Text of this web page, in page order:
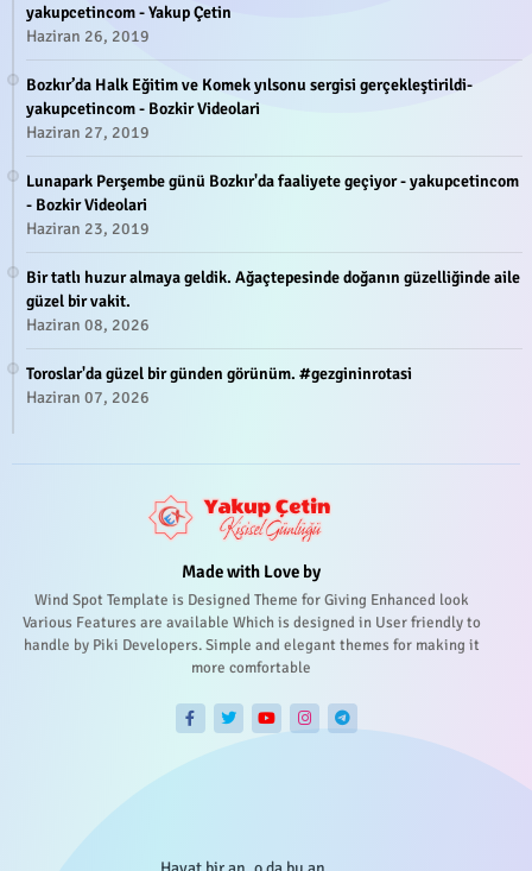
yakupcetincom - Yakup Çetin
Haziran 26, 2019
Bozkır’da Halk Eğitim ve Komek yılsonu sergisi gerçekleştirildi-
yakupcetincom - Bozkir Videolari
Haziran 27, 2019
Lunapark Perşembe günü Bozkır'da faaliyete geçiyor - yakupcetincom
- Bozkir Videolari
Haziran 23, 2019
Bir tatlı huzur almaya geldik. Ağaçtepesinde doğanın güzelliğinde aile
güzel bir vakit.
Haziran 08, 2026
Toroslar'da güzel bir günden görünüm. #gezgininrotasi
Haziran 07, 2026
Made with Love by
Wind Spot Template is Designed Theme for Giving Enhanced look
Various Features are available Which is designed in User friendly to
handle by Piki Developers. Simple and elegant themes for making it
more comfortable